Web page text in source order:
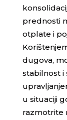
prednosti
otplate i
dugova,
stabilnost i
u situaciji
razmotrite